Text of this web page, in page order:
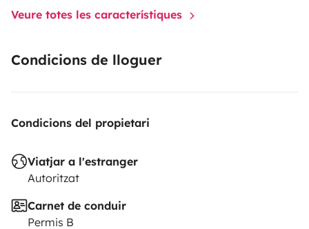
autres informationsJohann et Laurene
Veure totes les característiques
Condicions de lloguer
Condicions del propietari
Viatjar a l'estranger
Autoritzat
Carnet de conduir
Permis B